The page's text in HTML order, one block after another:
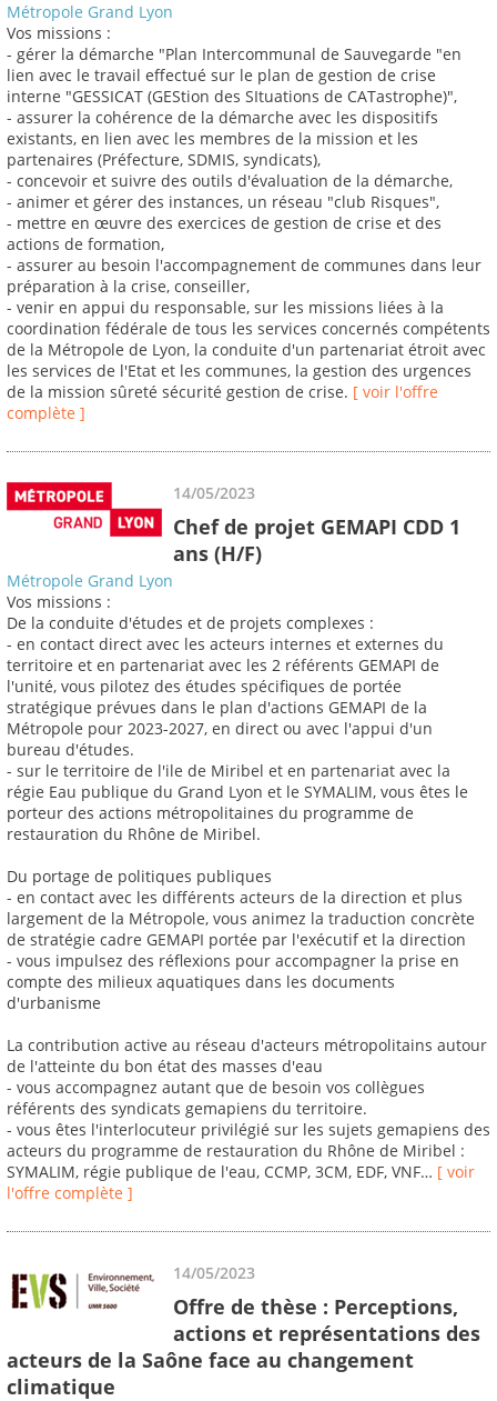
Métropole Grand Lyon
Vos missions :
- gérer la démarche "Plan Intercommunal de Sauvegarde "en
lien avec le travail effectué sur le plan de gestion de crise
interne "GESSICAT (GEStion des SItuations de CATastrophe)",
- assurer la cohérence de la démarche avec les dispositifs
existants, en lien avec les membres de la mission et les
partenaires (Préfecture, SDMIS, syndicats),
- concevoir et suivre des outils d'évaluation de la démarche,
- animer et gérer des instances, un réseau "club Risques",
- mettre en œuvre des exercices de gestion de crise et des
actions de formation,
- assurer au besoin l'accompagnement de communes dans leur
préparation à la crise, conseiller,
- venir en appui du responsable, sur les missions liées à la
coordination fédérale de tous les services concernés compétents
de la Métropole de Lyon, la conduite d'un partenariat étroit avec
les services de l'Etat et les communes, la gestion des urgences
de la mission sûreté sécurité gestion de crise. [ voir l'offre
complète ]
14/05/2023
Chef de projet GEMAPI CDD 1
ans (H/F)
Métropole Grand Lyon
Vos missions :
De la conduite d'études et de projets complexes :
- en contact direct avec les acteurs internes et externes du
territoire et en partenariat avec les 2 référents GEMAPI de
l'unité, vous pilotez des études spécifiques de portée
stratégique prévues dans le plan d'actions GEMAPI de la
Métropole pour 2023-2027, en direct ou avec l'appui d'un
bureau d'études.
- sur le territoire de l'ile de Miribel et en partenariat avec la
régie Eau publique du Grand Lyon et le SYMALIM, vous êtes le
porteur des actions métropolitaines du programme de
restauration du Rhône de Miribel.
Du portage de politiques publiques
- en contact avec les différents acteurs de la direction et plus
largement de la Métropole, vous animez la traduction concrète
de stratégie cadre GEMAPI portée par l'exécutif et la direction
- vous impulsez des réflexions pour accompagner la prise en
compte des milieux aquatiques dans les documents
d'urbanisme
La contribution active au réseau d'acteurs métropolitains autour
de l'atteinte du bon état des masses d'eau
- vous accompagnez autant que de besoin vos collègues
référents des syndicats gemapiens du territoire.
- vous êtes l'interlocuteur privilégié sur les sujets gemapiens des
acteurs du programme de restauration du Rhône de Miribel :
SYMALIM, régie publique de l'eau, CCMP, 3CM, EDF, VNF… [ voir
l'offre complète ]
14/05/2023
Offre de thèse : Perceptions,
actions et représentations des
acteurs de la Saône face au changement
climatique